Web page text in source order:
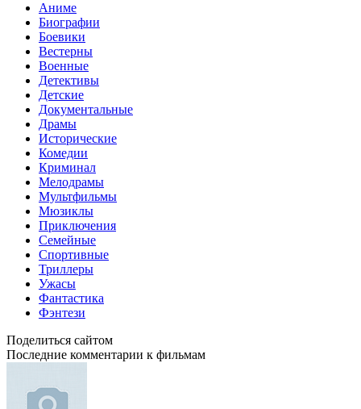
Аниме
Биографии
Боевики
Вестерны
Военные
Детективы
Детские
Документальные
Драмы
Исторические
Комедии
Криминал
Мелодрамы
Мультфильмы
Мюзиклы
Приключения
Семейные
Спортивные
Триллеры
Ужасы
Фантастика
Фэнтези
Поделиться сайтом
Последние комментарии к фильмам